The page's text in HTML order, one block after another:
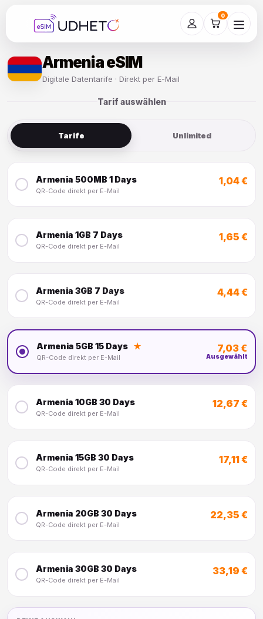
0
Armenia eSIM
Digitale Datentarife · Direkt per E-Mail
Tarif auswählen
Tarife Unlimited
Armenia 500MB 1 Days
QR-Code direkt per E-Mail
1,04 €
Armenia 1GB 7 Days
QR-Code direkt per E-Mail
1,65 €
Armenia 3GB 7 Days
QR-Code direkt per E-Mail
4,44 €
Armenia 5GB 15 Days ★
QR-Code direkt per E-Mail
7,03 €
Ausgewählt
Armenia 10GB 30 Days
QR-Code direkt per E-Mail
12,67 €
Armenia 15GB 30 Days
QR-Code direkt per E-Mail
17,11 €
Armenia 20GB 30 Days
QR-Code direkt per E-Mail
22,35 €
Armenia 30GB 30 Days
QR-Code direkt per E-Mail
33,19 €